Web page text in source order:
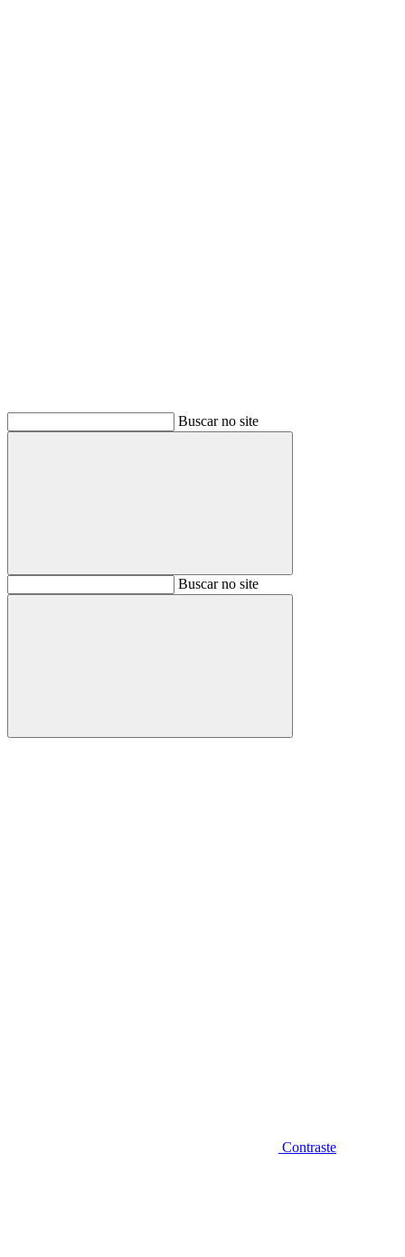
Buscar no site
BuscarBuscar no site
Buscar
Contraste